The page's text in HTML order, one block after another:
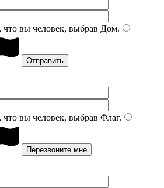
вы человек, выбрав Дом.
вы человек, выбрав Флаг.